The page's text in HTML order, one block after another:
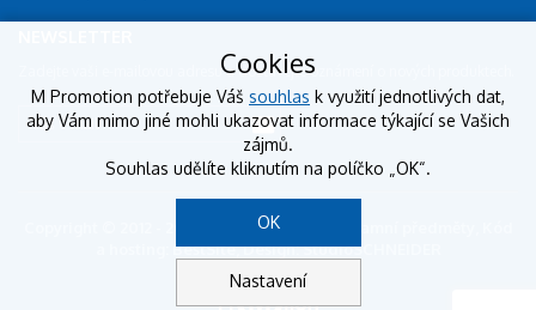
Zadejte vaši e-mailovou adresu a dostávejte oznámení o nových produktech.
Copyright © 2012 - 2018 mpromotion.sk - reklamní předměty, Kód
a hosting: BestSite, Design: StudioSCHNEIDER
Cookies
M Promotion potřebuje Váš souhlas k využití jednotlivých dat,
aby Vám mimo jiné mohli ukazovat informace týkající se Vašich
zájmů.
Souhlas udělíte kliknutím na políčko „OK“.
Nastavení
OK